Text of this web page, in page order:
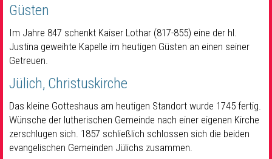
Güsten
Im Jahre 847 schenkt Kaiser Lothar (817-855) eine der hl.
Justina geweihte Kapelle im heutigen Güsten an einen seiner
Getreuen.
Jülich, Christuskirche
Das kleine Gotteshaus am heutigen Standort wurde 1745 fertig.
Wünsche der lutherischen Gemeinde nach einer eigenen Kirche
zerschlugen sich. 1857 schließlich schlossen sich die beiden
evangelischen Gemeinden Jülichs zusammen.